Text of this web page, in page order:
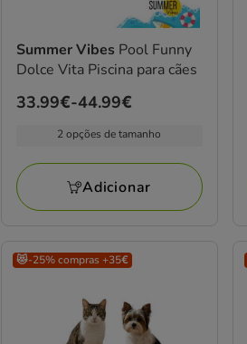
Summer Vibes Pool Funny
Dolce Vita Piscina para cães
Preço
a
44.99€
33.99€-44.99€
2 opções de tamanho
Adicionar
😻-25% compras +35€